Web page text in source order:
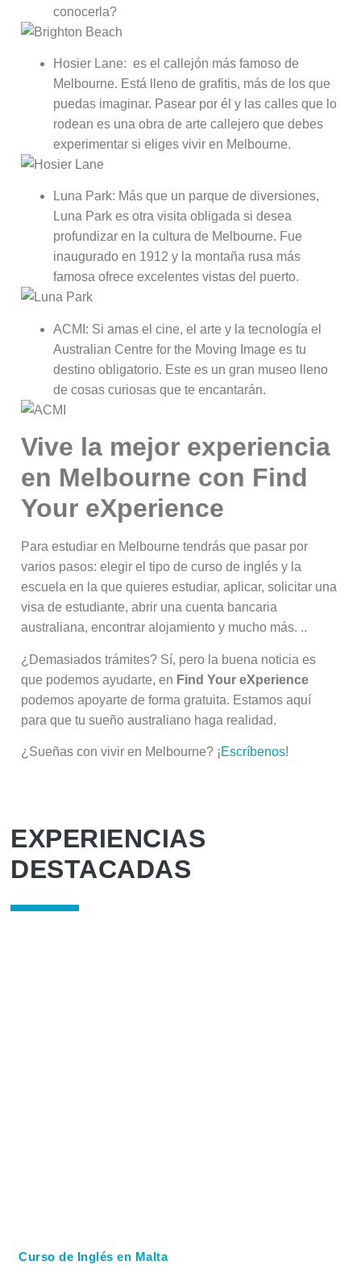
conocerla?
Hosier Lane: es el callejón más famoso de
Melbourne. Está lleno de grafitis, más de los que
puedas imaginar. Pasear por él y las calles que lo
rodean es una obra de arte callejero que debes
experimentar si eliges vivir en Melbourne.
Luna Park: Más que un parque de diversiones,
Luna Park es otra visita obligada si desea
profundizar en la cultura de Melbourne. Fue
inaugurado en 1912 y la montaña rusa más
famosa ofrece excelentes vistas del puerto.
ACMI: Si amas el cine, el arte y la tecnología el
Australian Centre for the Moving Image es tu
destino obligatorio. Este es un gran museo lleno
de cosas curiosas que te encantarán.
Vive la mejor experiencia
en Melbourne con Find
Your eXperience
Para estudiar en Melbourne tendrás que pasar por
varios pasos: elegir el tipo de curso de inglés y la
escuela en la que quieres estudiar, aplicar, solicitar una
visa de estudiante, abrir una cuenta bancaria
australiana, encontrar alojamiento y mucho más. ..
¿Demasiados trámites? Sí, pero la buena noticia es
que podemos ayudarte, en Find Your eXperience
podemos apoyarte de forma gratuita. Estamos aquí
para que tu sueño australiano haga realidad.
¿Sueñas con vivir en Melbourne? ¡Escríbenos!
EXPERIENCIAS
DESTACADAS
Curso de Inglés en Malta